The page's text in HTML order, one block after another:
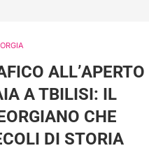
ALL’APERTO
A TBILISI: IL
CHE
DI STORIA